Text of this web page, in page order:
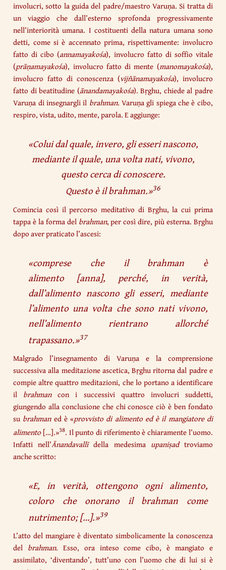
involucri, sotto la guida del padre/maestro Varuṇa. Si tratta di
un viaggio che dall’esterno sprofonda progressivamente
nell’interiorità umana. I costituenti della natura umana sono
detti, come si è accennato prima, rispettivamente: involucro
fatto di cibo (annamayakośa), involucro fatto di soffio vitale
(prāṇamayakośa), involucro fatto di mente (manomayakośa),
involucro fatto di conoscenza (vijñānamayakośa), involucro
fatto di beatitudine (ānandamayakośa). Bṛghu, chiede al padre
Varuṇa di insegnargli il brahman. Varuṇa gli spiega che è cibo,
respiro, vista, udito, mente, parola. E aggiunge:
«Colui dal quale, invero, gli esseri nascono,
mediante il quale, una volta nati, vivono,
questo cerca di conoscere.
Questo è il brahman.»36
Comincia così il percorso meditativo di Bṛghu, la cui prima
tappa è la forma del brahman, per così dire, più esterna. Bṛghu
dopo aver praticato l’ascesi:
«comprese che il brahman è
alimento [anna], perché, in verità,
dall’alimento nascono gli esseri, mediante
l’alimento una volta che sono nati vivono,
nell’alimento rientrano allorché
trapassano.»37
Malgrado l’insegnamento di Varuṇa e la comprensione
successiva alla meditazione ascetica, Bṛghu ritorna dal padre e
compie altre quattro meditazioni, che lo portano a identificare
il brahmancon i successivi quattro involucri suddetti,
giungendo alla conclusione che chi conosce ciò è ben fondato
su brahmaned è «provvisto di alimento ed è il mangiatore di
alimento[…].»38. Il punto di riferimento è chiaramente l’uomo.
Infatti nell’Ānandavallīdella medesimaupaniṣadtroviamo
anche scritto:
«E, in verità, ottengono ogni alimento,
coloro che onorano il brahman come
nutrimento;[…].»39
L’atto del mangiare è diventato simbolicamente la conoscenza
del brahman. Esso, ora inteso come cibo, è mangiato e
assimilato, ‘diventando’, tutt’uno con l’uomo che di lui si è